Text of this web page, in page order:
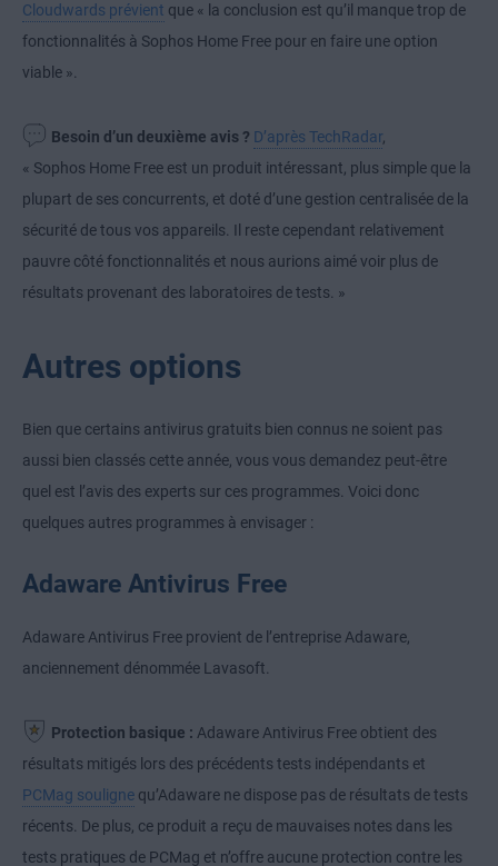
Cloudwards prévient que « la conclusion est qu’il manque trop de
fonctionnalités à Sophos Home Free pour en faire une option
viable ».
Besoin d’un deuxième avis ? D’après TechRadar,
« Sophos Home Free est un produit intéressant, plus simple que la
plupart de ses concurrents, et doté d’une gestion centralisée de la
sécurité de tous vos appareils. Il reste cependant relativement
pauvre côté fonctionnalités et nous aurions aimé voir plus de
résultats provenant des laboratoires de tests. »
Autres options
Bien que certains antivirus gratuits bien connus ne soient pas
aussi bien classés cette année, vous vous demandez peut-être
quel est l’avis des experts sur ces programmes. Voici donc
quelques autres programmes à envisager :
Adaware Antivirus Free
Adaware Antivirus Free provient de l’entreprise Adaware,
anciennement dénommée Lavasoft.
Protection basique : Adaware Antivirus Free obtient des
résultats mitigés lors des précédents tests indépendants et
PCMag souligne qu’Adaware ne dispose pas de résultats de tests
récents. De plus, ce produit a reçu de mauvaises notes dans les
tests pratiques de PCMag et n’offre aucune protection contre les